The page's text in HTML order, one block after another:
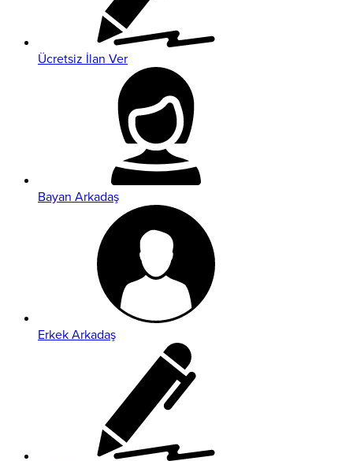
Ücretsiz İlan Ver
Bayan Arkadaş
Erkek Arkadaş